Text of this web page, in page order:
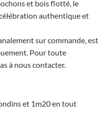
et bois flotté, le
authentique et
sur commande, est
Pour toute
à nous contacter.
et 1m20 en tout